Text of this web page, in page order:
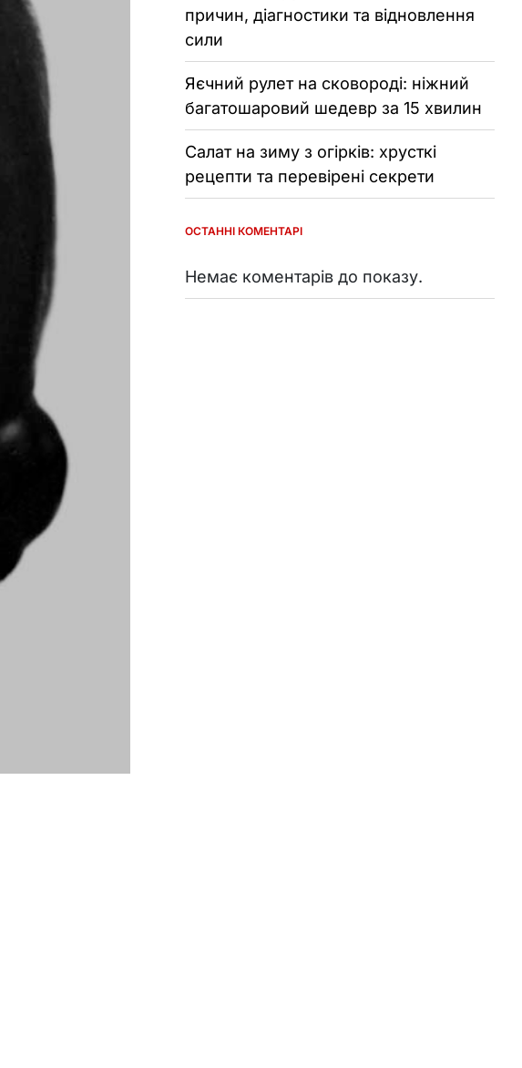
причин, діагностики та відновлення
сили
Яєчний рулет на сковороді: ніжний
багатошаровий шедевр за 15 хвилин
Салат на зиму з огірків: хрусткі
рецепти та перевірені секрети
ОСТАННІ КОМЕНТАРІ
Немає коментарів до показу.